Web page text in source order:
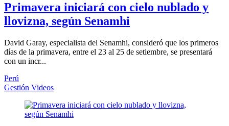
Primavera iniciará con cielo nublado y
llovizna, según Senamhi
David Garay, especialista del Senamhi, consideró que los primeros
días de la primavera, entre el 23 al 25 de setiembre, se presentará
con un incr...
Perú
Gestión Videos